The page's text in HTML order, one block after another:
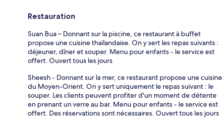
Restauration
Suan Bua – Donnant sur la piscine, ce restaurant à buffet
propose une cuisine thaïlandaise. On y sert les repas suivants :
déjeuner, dîner et souper. Menu pour enfants - le service est
offert. Ouvert tous les jours
Sheesh - Donnant sur la mer, ce restaurant propose une cuisine
du Moyen-Orient. On y sert uniquement le repas suivant : le
souper. Les clients peuvent profiter d'un moment de détente
en prenant un verre au bar. Menu pour enfants - le service est
offert. Des réservations sont nécessaires. Ouvert tous les jours